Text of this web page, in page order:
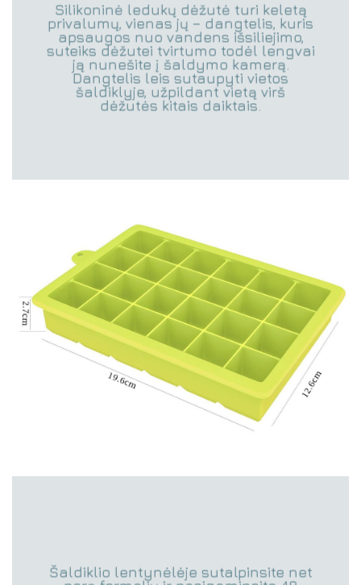
Silikoninė ledukų dėžutė turi keletą
privalumų, vienas jų – dangtelis, kuris
apsaugos nuo vandens išsiliejimo,
suteiks dėžutei tvirtumo todėl lengvai
ją nunešite į šaldymo kamerą.
Dangtelis leis sutaupyti vietos
šaldiklyje, užpildant vietą virš
dėžutės kitais daiktais.
Šaldiklio lentynėlėje sutalpinsite net